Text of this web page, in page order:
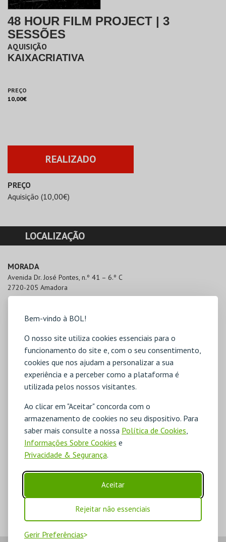
Bem-vindo à BOL!
O nosso site utiliza cookies essenciais para o
funcionamento do site e, com o seu consentimento,
cookies que nos ajudam a personalizar a sua
experiência e a perceber como a plataforma é
utilizada pelos nossos visitantes.
Ao clicar em "Aceitar" concorda com o
armazenamento de cookies no seu dispositivo. Para
saber mais consulte a nossa Política de Cookies
Informações Sobre Cookies e
Privacidade & Segurança.
Aceitar
Rejeitar não essenciais
Gerir Preferências
48 HOUR FILM PROJECT | 3
SESSÕES
AQUISIÇÃO
KAIXACRIATIVA
PREÇO
10,00€
REALIZADO
PREÇO
Aquisição (10,00€)
LOCALIZAÇÃO
MORADA
Avenida Dr. José Pontes, n.º 41 – 6.º C
2720-205 Amadora